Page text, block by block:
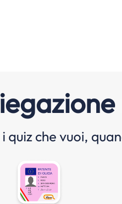
quiz che vuoi,